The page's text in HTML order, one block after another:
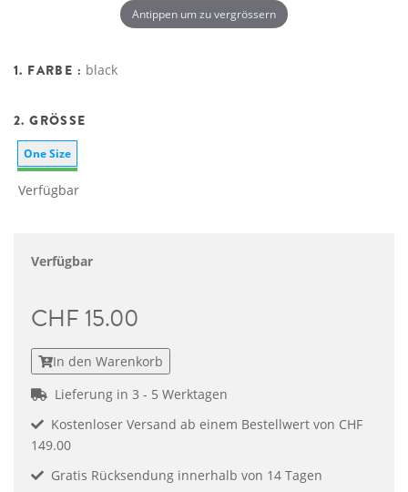
Antippen um zu vergrössern
1. FARBE : black
2. GRÖSSE
One Size
Verfügbar
Verfügbar
CHF 15.00
In den Warenkorb
Lieferung in 3 - 5 Werktagen
Kostenloser Versand ab einem Bestellwert von CHF
149.00
Gratis Rücksendung innerhalb von 14 Tagen